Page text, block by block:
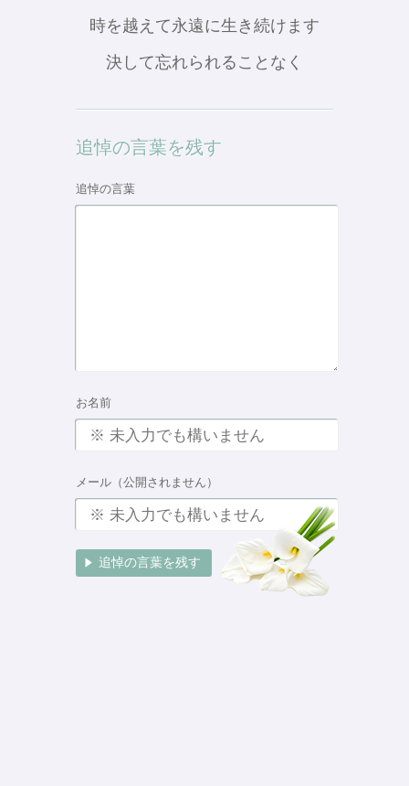
時を越えて永遠に生き続けます
決して忘れられることなく
追悼の言葉を残す
追悼の言葉
お名前
メール（公開されません）